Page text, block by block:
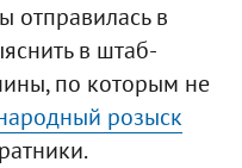
отправилась в
в штаб-
по которым не
розыск